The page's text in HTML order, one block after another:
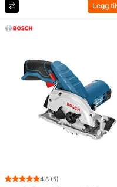
Legg til
4.8 (5)